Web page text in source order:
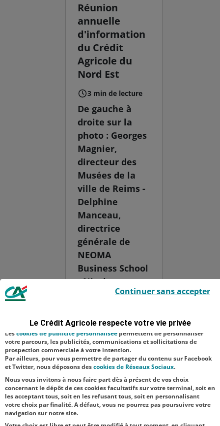
Réunion
annuelle
d'information
du Crédit
Agricole du
Nord Est
3 min de lecture
De gauche à
droite sur la
photo : Georges
Magnier,
directeur des
Musées de la
ville de Reims -
Delphine
Manceau,
directrice
générale de
NEOMA
Business School
- Nicolas
Bouzou - Gilles
animateur de
l’événement -
Matthieu
Renard,
Le Crédit Agricole respecte votre vie privée
indispensables car utilisés à des fins de bon fonctionnement et de
sécurité ; d’autres sont facultatifs. Les
satisfaction facultatifs.
Lescookies de publicité personnalisée permettent de personnaliser
votre parcours, les publicités, communications et sollicitations de
prospection commerciale à votre intention.
Par ailleurs, pour vous permettre de partager du contenu sur Facebook
et Twitter, nous déposons descookies de Réseaux Sociaux.
Nous vous invitons à nous faire part dès à présent de vos choix
concernant le dépôt de ces cookies facultatifs sur votre terminal, soit en
les acceptant tous, soit en les refusant tous, soit en personnalisant
votre choix par finalité. A défaut, vous ne pourrez pas poursuivre votre
navigation sur notre site.
Continuer sans accepter